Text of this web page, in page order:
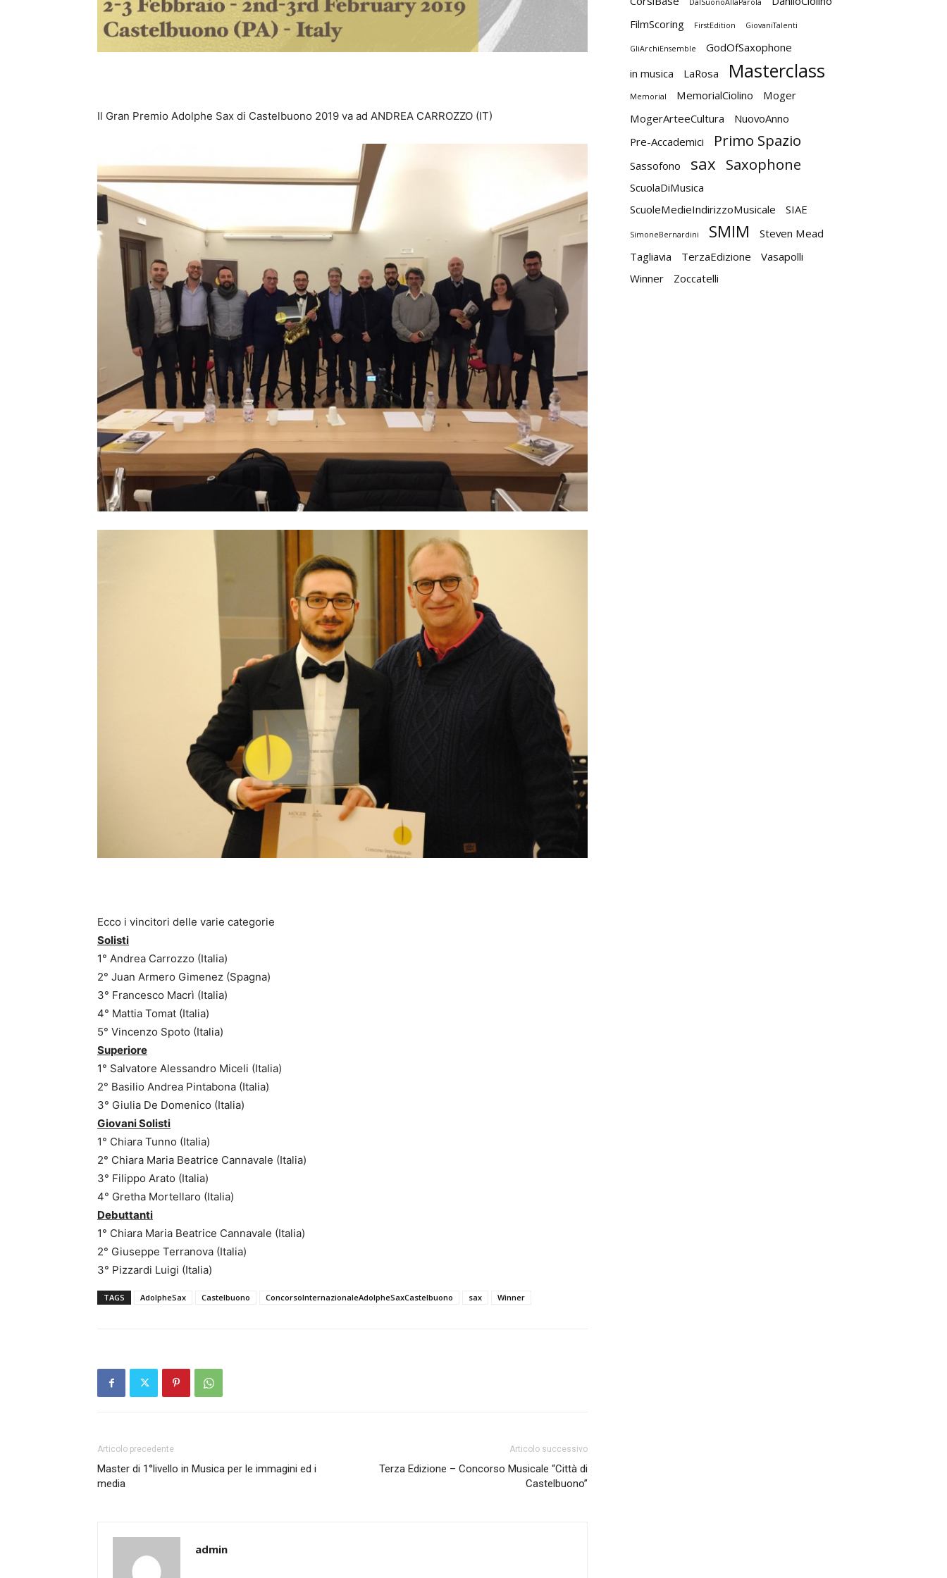
Il Gran Premio Adolphe Sax di Castelbuono 2019 va ad ANDREA CARROZZO (IT)
Ecco i vincitori delle varie categorie
Solisti
1° Andrea Carrozzo (Italia)
2° Juan Armero Gimenez (Spagna)
3° Francesco Macrì (Italia)
4° Mattia Tomat (Italia)
5° Vincenzo Spoto (Italia)
Superiore
1° Salvatore Alessandro Miceli (Italia)
2° Basilio Andrea Pintabona (Italia)
3° Giulia De Domenico (Italia)
Giovani Solisti
1° Chiara Tunno (Italia)
2° Chiara Maria Beatrice Cannavale (Italia)
3° Filippo Arato (Italia)
4° Gretha Mortellaro (Italia)
Debuttanti
1° Chiara Maria Beatrice Cannavale (Italia)
2° Giuseppe Terranova (Italia)
3° Pizzardi Luigi (Italia)
TAGS AdolpheSax Castelbuono ConcorsoInternazionaleAdolpheSaxCastelbuono sax Winner
Articolo precedente
Master di 1°livello in Musica per le immagini ed i
media
Articolo successivo
Terza Edizione – Concorso Musicale “Città di
Castelbuono”
admin
DalSuonoAllaParola
FilmScoring
FirstEdition GiovaniTalenti
GliArchiEnsemble
GodOfSaxophone
in musica
LaRosa Masterclass
Memorial MemorialCiolino
Moger
MogerArteeCultura
NuovoAnno
Pre-Accademici
Primo Spazio
Sassofono sax Saxophone
ScuolaDiMusica
ScuoleMedieIndirizzoMusicale
SIAE
SimoneBernardini SMIM
Steven Mead
Tagliavia
TerzaEdizione
Vasapolli
Winner
Zoccatelli